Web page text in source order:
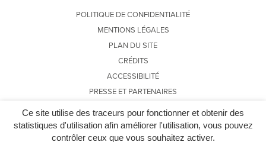
Ce site utilise des traceurs pour fonctionner et obtenir des
statistiques d'utilisation afin améliorer l'utilisation, vous pouvez
contrôler ceux que vous souhaitez activer.
POLITIQUE DE CONFIDENTIALITÉ
MENTIONS LÉGALES
PLAN DU SITE
CRÉDITS
ACCESSIBILITÉ
PRESSE ET PARTENAIRES